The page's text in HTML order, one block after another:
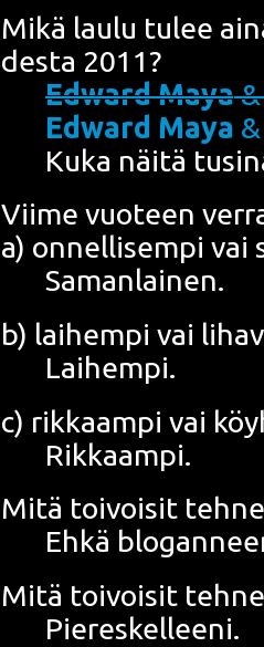
Mikä lau­lu tulee
des­ta 2011?
Edward Maya
Edward Maya
Kuka näi­tä
Vii­me vuo­teen
a) onnel­li­sem­pi vai
Samanlainen.
b) lai­hem­pi vai
Laihempi.
c) rik­kaam­pi vai
Rikkaampi.
Mitä toi­voi­sit
Ehkä
Mitä toi­voi­sit
Piereskelleeni.